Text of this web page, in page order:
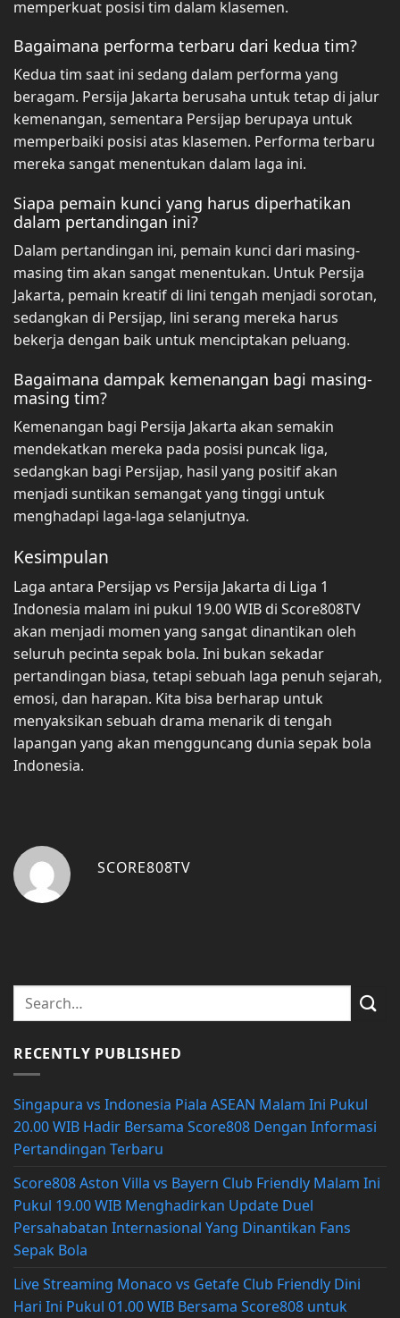
memperkuat posisi tim dalam klasemen.
Bagaimana performa terbaru dari kedua tim?
Kedua tim saat ini sedang dalam performa yang
beragam. Persija Jakarta berusaha untuk tetap di jalur
kemenangan, sementara Persijap berupaya untuk
memperbaiki posisi atas klasemen. Performa terbaru
mereka sangat menentukan dalam laga ini.
Siapa pemain kunci yang harus diperhatikan
dalam pertandingan ini?
Dalam pertandingan ini, pemain kunci dari masing-
masing tim akan sangat menentukan. Untuk Persija
Jakarta, pemain kreatif di lini tengah menjadi sorotan,
sedangkan di Persijap, lini serang mereka harus
bekerja dengan baik untuk menciptakan peluang.
Bagaimana dampak kemenangan bagi masing-
masing tim?
Kemenangan bagi Persija Jakarta akan semakin
mendekatkan mereka pada posisi puncak liga,
sedangkan bagi Persijap, hasil yang positif akan
menjadi suntikan semangat yang tinggi untuk
menghadapi laga-laga selanjutnya.
Kesimpulan
Laga antara Persijap vs Persija Jakarta di Liga 1
Indonesia malam ini pukul 19.00 WIB di Score808TV
akan menjadi momen yang sangat dinantikan oleh
seluruh pecinta sepak bola. Ini bukan sekadar
pertandingan biasa, tetapi sebuah laga penuh sejarah,
emosi, dan harapan. Kita bisa berharap untuk
menyaksikan sebuah drama menarik di tengah
lapangan yang akan mengguncang dunia sepak bola
Indonesia.
SCORE808TV
RECENTLY PUBLISHED
Singapura vs Indonesia Piala ASEAN Malam Ini Pukul
20.00 WIB Hadir Bersama Score808 Dengan Informasi
Pertandingan Terbaru
Score808 Aston Villa vs Bayern Club Friendly Malam Ini
Pukul 19.00 WIB Menghadirkan Update Duel
Persahabatan Internasional Yang Dinantikan Fans
Sepak Bola
Live Streaming Monaco vs Getafe Club Friendly Dini
Hari Ini Pukul 01.00 WIB Bersama Score808 untuk